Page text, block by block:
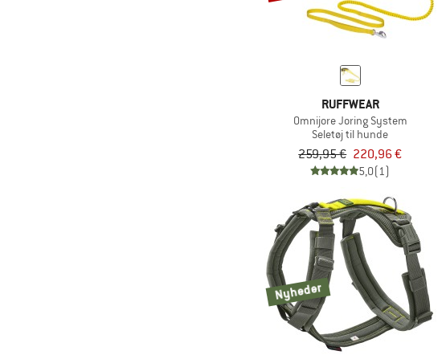
RUFFWEAR
Omnijore Joring System
Seletøj til hunde
259,95 € 220,96 €
5,0(1)
Nyheder